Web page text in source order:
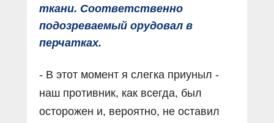
ткани. Соответственно
подозреваемый орудовал в
перчатках.
- В этот момент я слегка приуныл -
наш противник, как всегда, был
осторожен и, вероятно, не оставил